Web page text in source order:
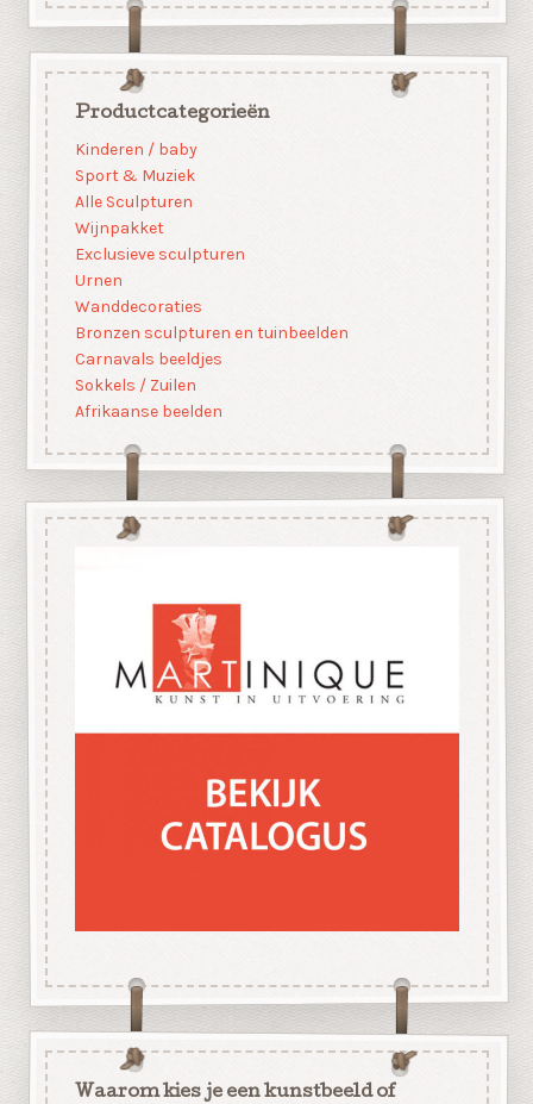
Productcategorieën
Kinderen / baby
Sport & Muziek
Alle Sculpturen
Wijnpakket
Exclusieve sculpturen
Urnen
Wanddecoraties
Bronzen sculpturen en tuinbeelden
Carnavals beeldjes
Sokkels / Zuilen
Afrikaanse beelden
Waarom kies je een kunstbeeld of